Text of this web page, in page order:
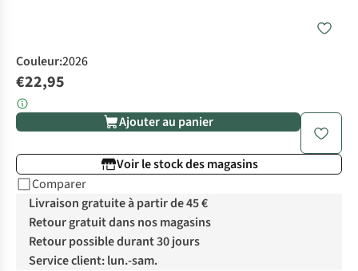
Couleur:2026
€22,95
Ajouter au panier
Voir le stock des magasins
Comparer
Livraison gratuite à partir de 45 €
Retour gratuit dans nos magasins
Retour possible durant 30 jours
Service client: lun.-sam.